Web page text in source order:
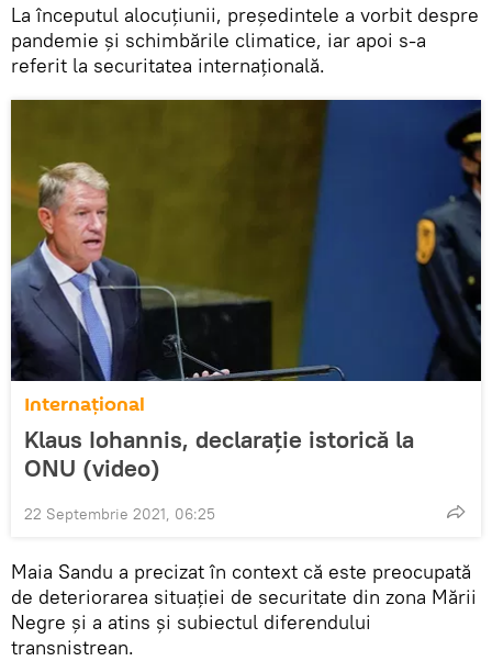
La începutul alocuțiunii, președintele a vorbit despre
pandemie și schimbările climatice, iar apoi s-a
referit la securitatea internațională.
Internaţional
Klaus Iohannis, declarație istorică la
ONU (video)
22 Septembrie 2021, 06:25
Maia Sandu a precizat în context că este preocupată
de deteriorarea situației de securitate din zona Mării
Negre și a atins și subiectul diferendului
transnistrean.